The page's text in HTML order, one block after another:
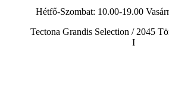
Hétfő-Szombat: 10.00-19.00
Tectona Grandis Selection / 2045
I